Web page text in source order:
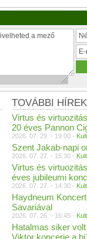
TOVÁBBI HÍREK
Virtus és
20 éves Pannon
2026. 07. 29. - 19:00 -
Szent Jakab-napi
2026. 07. 27. - 15:30 -
Virtus és
éves jubileumi
2026. 07. 27. - 14:30 -
Haydneum
Savariával
2026. 07. 26. - 16:45 -
Hatalmas siker